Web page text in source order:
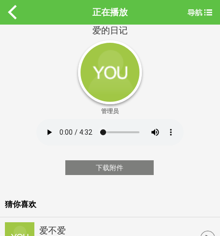
正在播放
爱的日记
管理员
下载附件
猜你喜欢
爱不爱